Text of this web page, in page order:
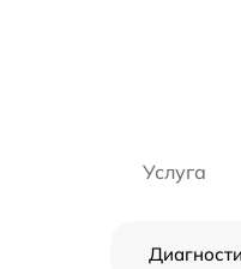
Услуга